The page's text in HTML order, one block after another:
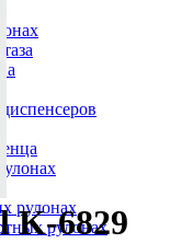
рулонах
рулонах
K-6829